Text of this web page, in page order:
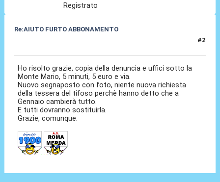
Registrato
Re:AIUTO FURTO ABBONAMENTO
#2
Ho risolto grazie, copia della denuncia e uffici sotto la
Monte Mario, 5 minuti, 5 euro e via.
Nuovo segnaposto con foto, niente nuova richiesta
della tessera del tifoso perchè hanno detto che a
Gennaio cambierà tutto.
E tutti dovranno sostituirla.
Grazie, comunque.